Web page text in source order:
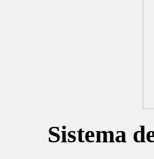
Sistema